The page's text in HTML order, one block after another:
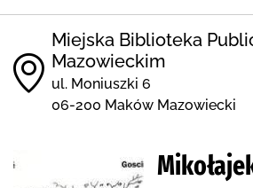
Miejska Biblioteka
Mazowieckim
ul. Moniuszki 6
06-200 Maków Mazowiecki